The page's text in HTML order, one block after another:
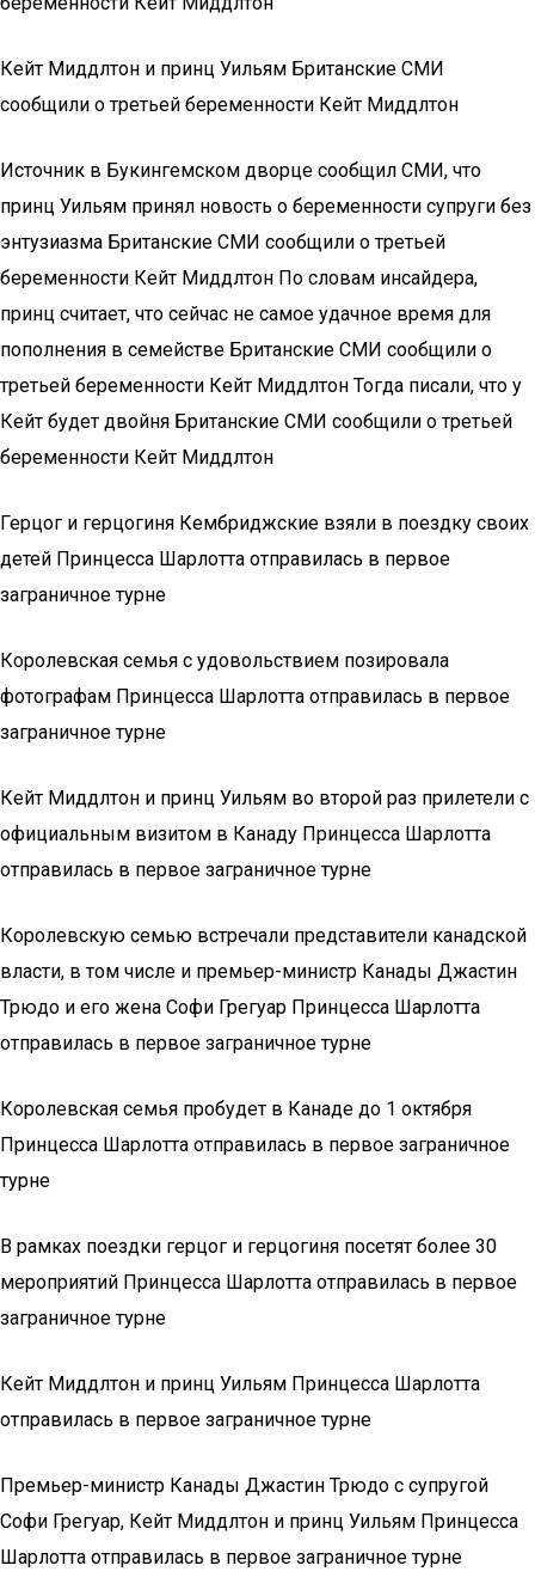
Кейт Миддлтон и принц Уильям Британские СМИ
сообщили о третьей беременности Кейт Миддлтон
Источник в Букингемском дворце сообщил СМИ, что
принц Уильям принял новость о беременности супруги без
энтузиазма Британские СМИ сообщили о третьей
беременности Кейт Миддлтон По словам инсайдера,
принц считает, что сейчас не самое удачное время для
пополнения в семействе Британские СМИ сообщили о
третьей беременности Кейт Миддлтон Тогда писали, что у
Кейт будет двойня Британские СМИ сообщили о третьей
беременности Кейт Миддлтон
Герцог и герцогиня Кембриджские взяли в поездку своих
детей Принцесса Шарлотта отправилась в первое
заграничное турне
Королевская семья с удовольствием позировала
фотографам Принцесса Шарлотта отправилась в первое
заграничное турне
Кейт Миддлтон и принц Уильям во второй раз прилетели с
официальным визитом в Канаду Принцесса Шарлотта
отправилась в первое заграничное турне
Королевскую семью встречали представители канадской
власти, в том числе и премьер-министр Канады Джастин
Трюдо и его жена Софи Грегуар Принцесса Шарлотта
отправилась в первое заграничное турне
Королевская семья пробудет в Канаде до 1 октября
Принцесса Шарлотта отправилась в первое заграничное
турне
В рамках поездки герцог и герцогиня посетят более 30
мероприятий Принцесса Шарлотта отправилась в первое
заграничное турне
Кейт Миддлтон и принц Уильям Принцесса Шарлотта
отправилась в первое заграничное турне
Премьер-министр Канады Джастин Трюдо с супругой
Софи Грегуар, Кейт Миддлтон и принц Уильям Принцесса
Шарлотта отправилась в первое заграничное турне